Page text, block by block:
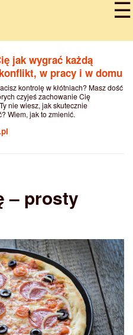
jak wygrać każdą
w pracy i w domu
kontrolę w kłótniach? Masz dość
czyjeś zachowanie Cię
nie wiesz, jak skutecznie
Wiem, jak to zmienić.
– prosty